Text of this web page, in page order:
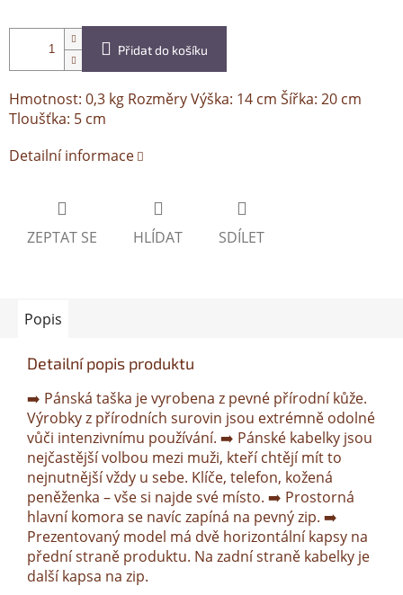
Přidat do košíku
Hmotnost: 0,3 kg Rozměry Výška: 14 cm Šířka: 20 cm
Tloušťka: 5 cm
Detailní informace
ZEPTAT SE HLÍDAT SDÍLET
Popis
Detailní popis produktu
➡️ Pánská taška je vyrobena z pevné přírodní kůže.
Výrobky z přírodních surovin jsou extrémně odolné
vůči intenzivnímu používání. ➡️ Pánské kabelky jsou
nejčastější volbou mezi muži, kteří chtějí mít to
nejnutnější vždy u sebe. Klíče, telefon, kožená
peněženka – vše si najde své místo. ➡️ Prostorná
hlavní komora se navíc zapíná na pevný zip. ➡️
Prezentovaný model má dvě horizontální kapsy na
přední straně produktu. Na zadní straně kabelky je
další kapsa na zip.